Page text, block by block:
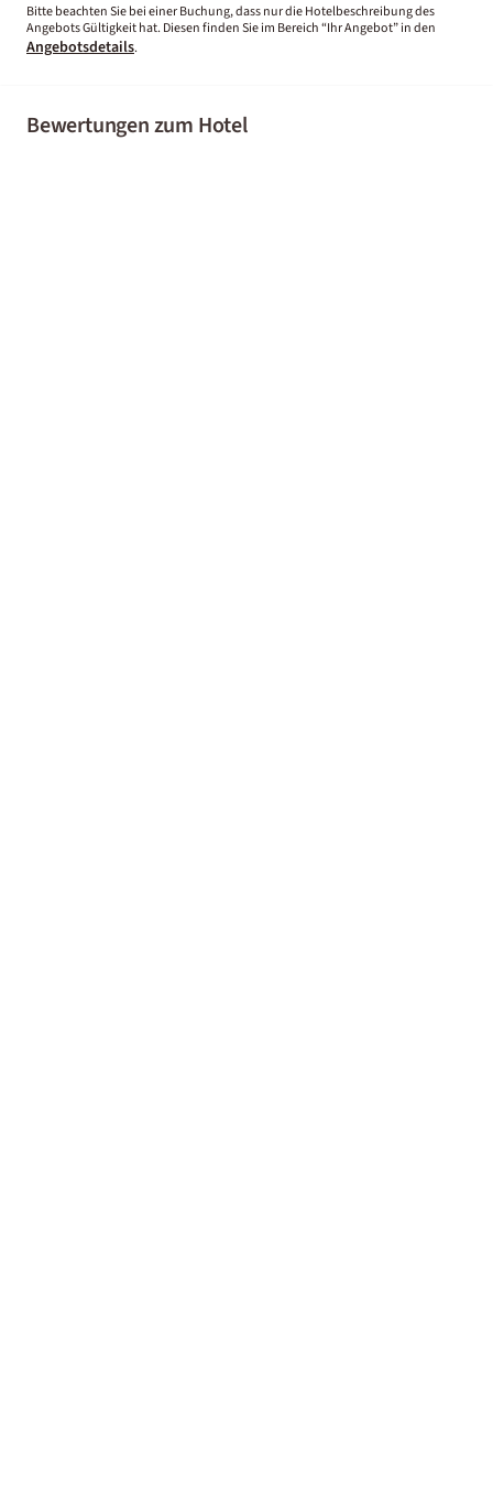
Bitte beachten Sie bei einer Buchung, dass nur die Hotelbeschreibung des
Angebots Gültigkeit hat. Diesen finden Sie im Bereich “Ihr Angebot” in den
Angebotsdetails.
Bewertungen zum Hotel